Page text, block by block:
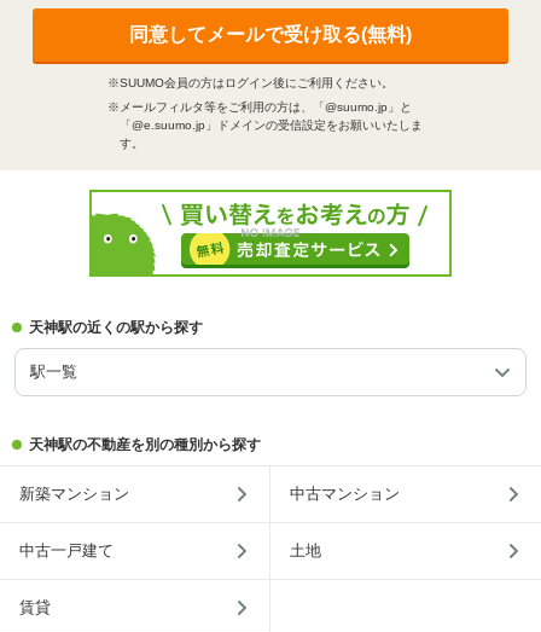
同意してメールで受け取る(無料)
※SUUMO会員の方はログイン後にご利用ください。
※メールフィルタ等をご利用の方は、「@suumo.jp」と
「@e.suumo.jp」ドメインの受信設定をお願いいたしま
す。
天神駅の近くの駅から探す
駅一覧
天神駅の不動産を別の種別から探す
新築マンション 中古マンション
中古一戸建て 土地
賃貸